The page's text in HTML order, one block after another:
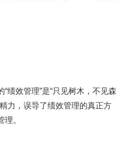
效管理”是“只见树木，不见森
，误导了绩效管理的真正方
。